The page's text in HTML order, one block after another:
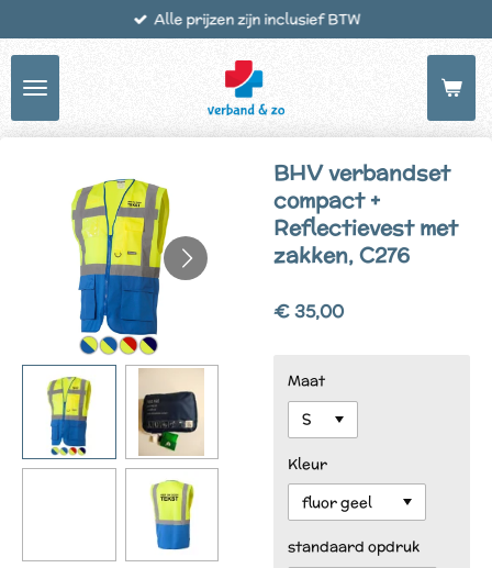
de
hoofdinhoud
Alle prijzen zijn inclusief BTW
BHV verbandset
compact +
Reflectievest met
zakken, C276
€ 35,00
Maat
Kleur
standaard opdruk